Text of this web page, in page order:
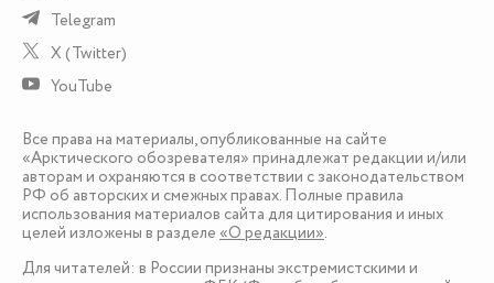
Telegram
X (Twitter)
YouTube
Все права на материалы, опубликованные на сайте
«Арктического обозревателя» принадлежат редакции и/или
авторам и охраняются в соответствии с законодательством
РФ об авторских и смежных правах. Полные правила
использования материалов сайта для цитирования и иных
целей изложены в разделе «О редакции».
Для читателей: в России признаны экстремистскими и